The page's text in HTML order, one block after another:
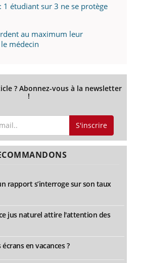
1 étudiant sur 3 ne se protège
au maximum leur
médecin
? Abonnez-vous à la newsletter
!
S'inscrire
rapport s’interroge sur son taux
jus naturel attire l'attention des
en vacances ?